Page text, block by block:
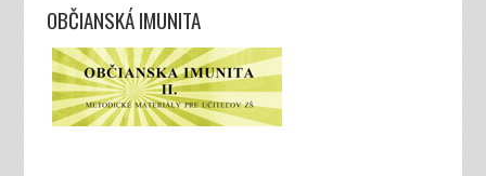
OBČIANSKÁ IMUNITA